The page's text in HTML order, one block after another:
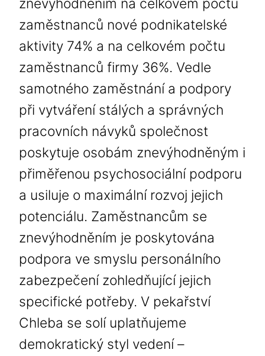
znevýhodněním na celkovém počtu
zaměstnanců nové podnikatelské
aktivity 74% a na celkovém počtu
zaměstnanců firmy 36%. Vedle
samotného zaměstnání a podpory
při vytváření stálých a správných
pracovních návyků společnost
poskytuje osobám znevýhodněným i
přiměřenou psychosociální podporu
a usiluje o maximální rozvoj jejich
potenciálu. Zaměstnancům se
znevýhodněním je poskytována
podpora ve smyslu personálního
zabezpečení zohledňující jejich
specifické potřeby. V pekařství
Chleba se solí uplatňujeme
demokratický styl vedení –